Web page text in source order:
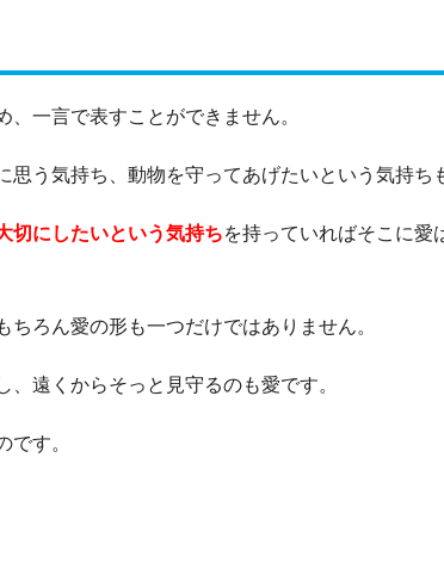
一言で表すことができません。
う気持ち、動物を守ってあげたいという気持ち
切にしたいという気持ちを持っていればそこに愛
ろん愛の形も一つだけではありません。
遠くからそっと見守るのも愛です。
です。